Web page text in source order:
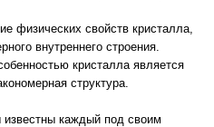
физических свойств кристалла,
внутреннего строения.
кристалла является
структура.
каждый под своим